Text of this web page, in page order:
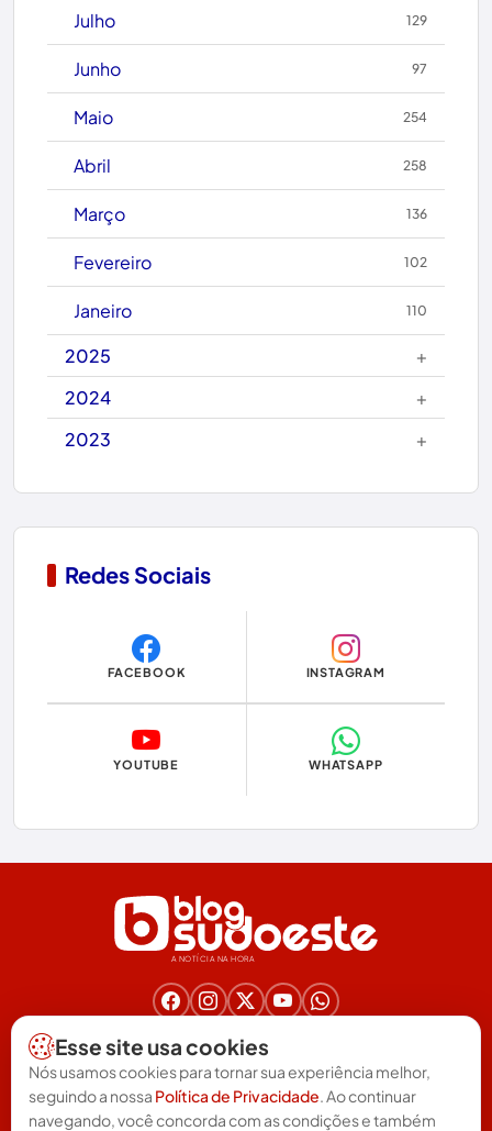
Carinhanha
Caturama
Chapada Diamantina
Condeúba
Copa do Mundo 2026
Dom Basílio
Economia
Educação
Eleições 2024
Encruzilhada
Érico Cardoso
Esportes
Feira da Mata
Julho 129
Junho 97
Maio 254
Abril 258
Março 136
Fevereiro 102
Janeiro 110
2025
+
2024
+
2023
+
Redes Sociais
FACEBOOK INSTAGRAM
YOUTUBE WHATSAPP
A NOTÍCIA NA HORA
(77) 3025-6571
redacao@blogsudoeste.com.br
Política de Privacidade| Termos de uso
Esse site usa cookies
Nós usamos cookies para tornar sua experiência melhor,
seguindo a nossa Política de Privacidade. Ao continuar
navegando, você concorda com as condições e também